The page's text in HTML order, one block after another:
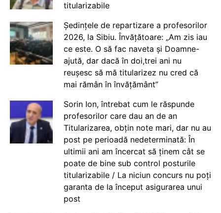
titularizabile
Ședințele de repartizare a profesorilor
2026, la Sibiu. Învățătoare: „Am zis iau
ce este. O să fac naveta și Doamne-
ajută, dar dacă în doi,trei ani nu
reușesc să mă titularizez nu cred că
mai rămân în învățământ”
Sorin Ion, întrebat cum le răspunde
profesorilor care dau an de an
Titularizarea, obțin note mari, dar nu au
post pe perioadă nedeterminată: În
ultimii ani am încercat să ținem cât se
poate de bine sub control posturile
titularizabile / La niciun concurs nu poți
garanta de la început asigurarea unui
post